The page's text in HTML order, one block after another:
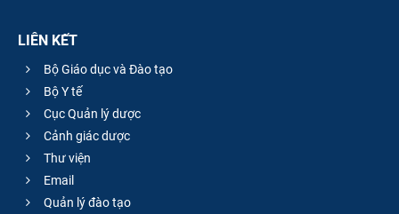
LIÊN KẾT
Bộ Giáo dục và Đào tạo
Bộ Y tế
Cục Quản lý dược
Cảnh giác dược
Thư viện
Email
Quản lý đào tạo